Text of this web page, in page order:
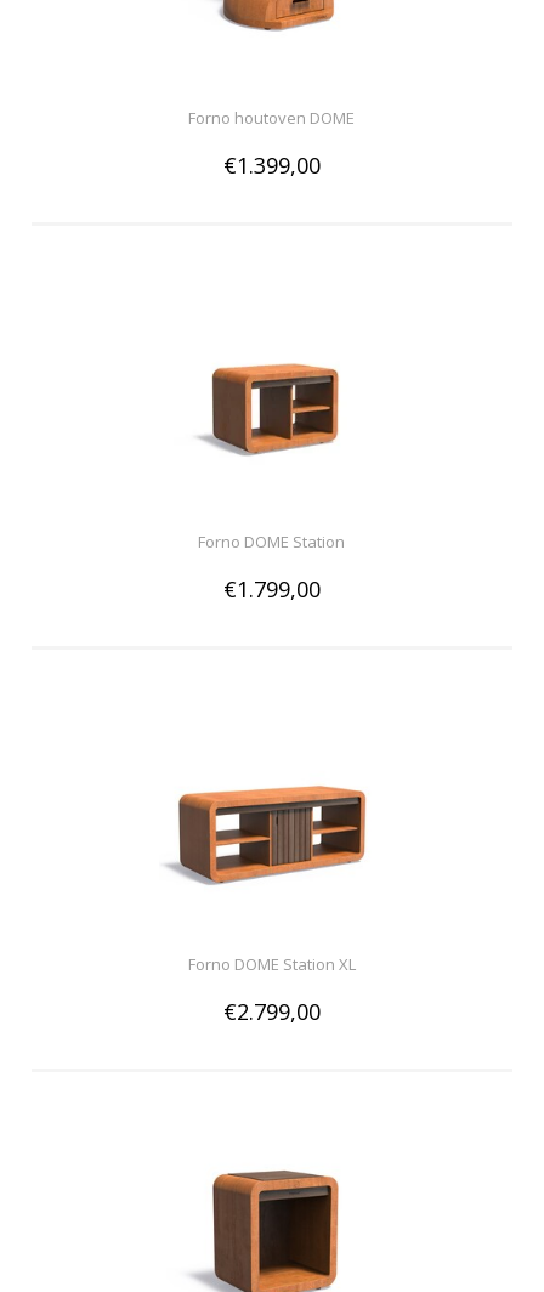
Forno houtoven DOME
€1.399,00
Forno DOME Station
€1.799,00
Forno DOME Station XL
€2.799,00